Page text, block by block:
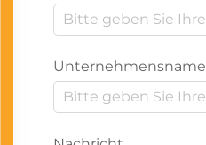
Unternehmensname